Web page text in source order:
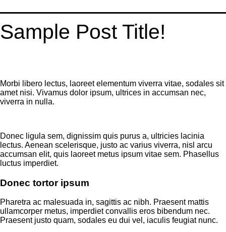
Sample Post Title!
Morbi libero lectus, laoreet elementum viverra vitae, sodales sit
amet nisi. Vivamus dolor ipsum, ultrices in accumsan nec,
viverra in nulla.
Donec ligula sem, dignissim quis purus a, ultricies lacinia
lectus. Aenean scelerisque, justo ac varius viverra, nisl arcu
accumsan elit, quis laoreet metus ipsum vitae sem. Phasellus
luctus imperdiet.
Donec tortor ipsum
Pharetra ac malesuada in, sagittis ac nibh. Praesent mattis
ullamcorper metus, imperdiet convallis eros bibendum nec.
Praesent justo quam, sodales eu dui vel, iaculis feugiat nunc.